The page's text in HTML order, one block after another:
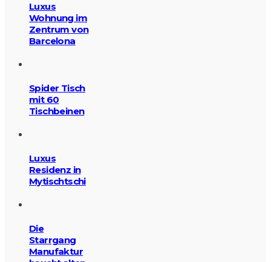
Luxus
Wohnung im
Zentrum von
Barcelona
Spider Tisch
mit 60
Tischbeinen
Luxus
Residenz in
Mytischtschi
Die
Starrgang
Manufaktur